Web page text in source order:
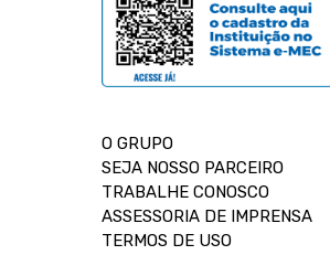
O GRUPO
SEJA NOSSO PARCEIRO
TRABALHE CONOSCO
ASSESSORIA DE IMPRENSA
TERMOS DE USO